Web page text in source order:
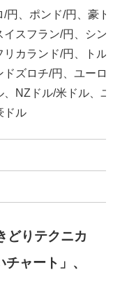
/円、ポンド/円、豪
イスフラン/円、シン
リカランド/円、トル
ドズロチ/円、ユーロ
、NZドル/米ドル、
ドル
どりテクニカ
ャート」、